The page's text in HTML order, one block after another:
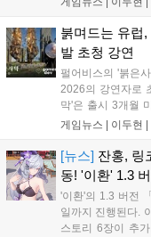
이...
붉며드는 유럽,
발 초청 강연
펄어비스의 '붉은
2026의 강연자로
막'은 출시 3개월
이다. 시장조사기
스...
게임뉴스 | 이두현
[뉴스] 잔홍, 링
동! '이환' 1.3
'이환'의 1.3 버전
일까지 진행된다.
스토리 6장이 추